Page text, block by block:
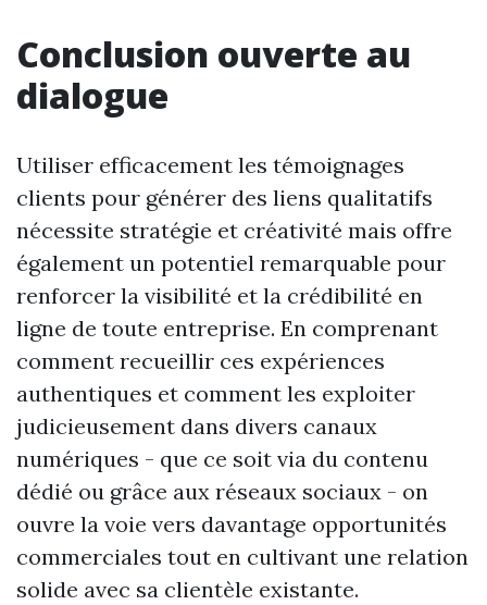
Conclusion ouverte au
dialogue
Utiliser efficacement les témoignages
clients pour générer des liens qualitatifs
nécessite stratégie et créativité mais offre
également un potentiel remarquable pour
renforcer la visibilité et la crédibilité en
ligne de toute entreprise. En comprenant
comment recueillir ces expériences
authentiques et comment les exploiter
judicieusement dans divers canaux
numériques - que ce soit via du contenu
dédié ou grâce aux réseaux sociaux - on
ouvre la voie vers davantage opportunités
commerciales tout en cultivant une relation
solide avec sa clientèle existante.